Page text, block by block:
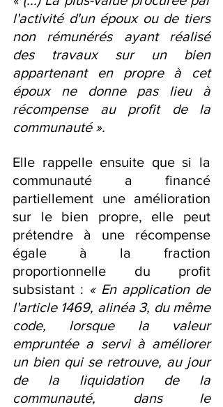
l'activité d'un époux ou de tiers
non rémunérés ayant réalisé
des travaux sur un bien
appartenant en propre à cet
époux ne donne pas lieu à
récompense au profit de la
communauté ».
Elle rappelle ensuite que si la
communauté a financé
partiellement une amélioration
sur le bien propre, elle peut
prétendre à une récompense
égale à la fraction
proportionnelle du profit
subsistant : « En application de
l'article 1469, alinéa 3, du même
code, lorsque la valeur
empruntée a servi à améliorer
un bien qui se retrouve, au jour
de la liquidation de la
communauté, dans le